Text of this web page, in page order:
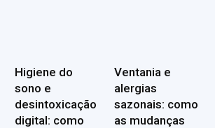
Higiene do
sono e
desintoxicação
digital: como
Ventania e
alergias
sazonais: como
as mudanças